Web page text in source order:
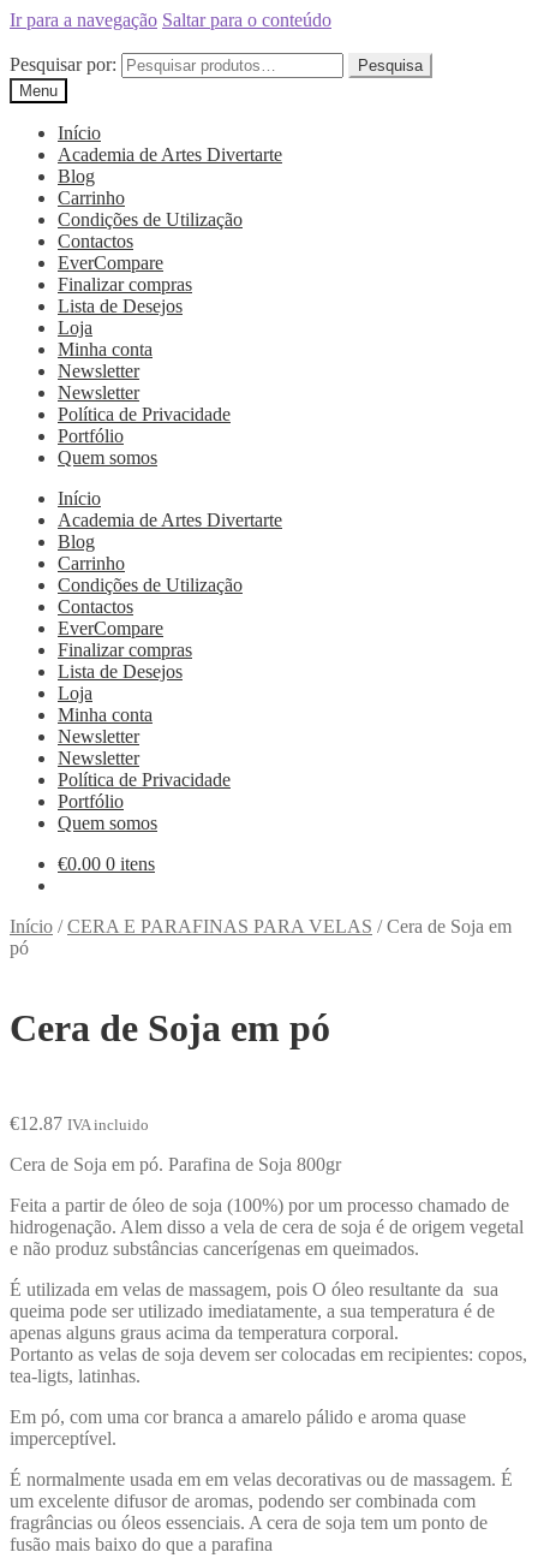
Ir para a navegação Saltar para o conteúdo
Pesquisar por:
Pesquisa
Menu
Início
Academia de Artes Divertarte
Blog
Carrinho
Condições de Utilização
Contactos
EverCompare
Finalizar compras
Lista de Desejos
Loja
Minha conta
Newsletter
Newsletter
Política de Privacidade
Portfólio
Quem somos
Início
Academia de Artes Divertarte
Blog
Carrinho
Condições de Utilização
Contactos
EverCompare
Finalizar compras
Lista de Desejos
Loja
Minha conta
Newsletter
Newsletter
Política de Privacidade
Portfólio
Quem somos
€0.00 0 itens
Início /CERA E PARAFINAS PARA VELAS /Cera de Soja em
pó
Cera de Soja em pó
€12.87 IVA incluido
Cera de Soja em pó. Parafina de Soja 800gr
Feita a partir de óleo de soja (100%) por um processo chamado de
hidrogenação. Alem disso a vela de cera de soja é de origem vegetal
e não produz substâncias cancerígenas em queimados.
É utilizada em velas de massagem, pois O óleo resultante da sua
queima pode ser utilizado imediatamente, a sua temperatura é de
apenas alguns graus acima da temperatura corporal.
Portanto as velas de soja devem ser colocadas em recipientes: copos,
tea-ligts, latinhas.
Em pó, com uma cor branca a amarelo pálido e aroma quase
imperceptível.
É normalmente usada em em velas decorativas ou de massagem. É
um excelente difusor de aromas, podendo ser combinada com
fragrâncias ou óleos essenciais. A cera de soja tem um ponto de
fusão mais baixo do que a parafina